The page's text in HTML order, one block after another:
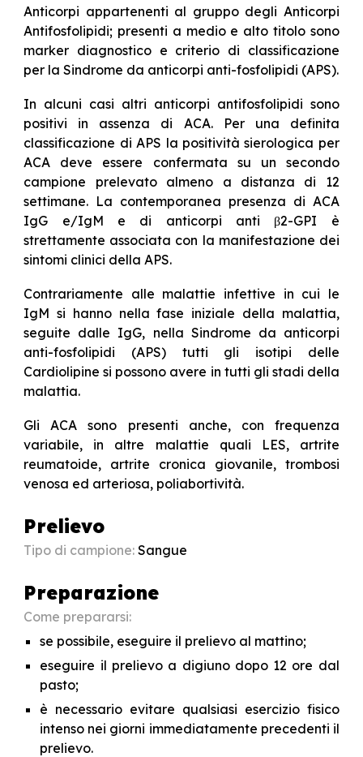
Anticorpi appartenenti al gruppo degli Anticorpi
Antifosfolipidi; presenti a medio e alto titolo sono
marker diagnostico e criterio di classificazione
per la Sindrome da anticorpi anti-fosfolipidi (APS).
In alcuni casi altri anticorpi antifosfolipidi sono
positivi in assenza di ACA. Per una definita
classificazione di APS la positività sierologica per
ACA deve essere confermata su un secondo
campione prelevato almeno a distanza di 12
settimane. La contemporanea presenza di ACA
IgG e/IgM e di anticorpi anti β2-GPI è
strettamente associata con la manifestazione dei
sintomi clinici della APS.
Contrariamente alle malattie infettive in cui le
IgM si hanno nella fase iniziale della malattia,
seguite dalle IgG, nella Sindrome da anticorpi
anti-fosfolipidi (APS) tutti gli isotipi delle
Cardiolipine si possono avere in tutti gli stadi della
malattia.
Gli ACA sono presenti anche, con frequenza
variabile, in altre malattie quali LES, artrite
reumatoide, artrite cronica giovanile, trombosi
venosa ed arteriosa, poliabortività.
Prelievo
Tipo di campione:Sangue
Preparazione
Come prepararsi:
se possibile, eseguire il prelievo al mattino;
eseguire il prelievo a digiuno dopo 12 ore dal
pasto;
è necessario evitare qualsiasi esercizio fisico
intenso nei giorni immediatamente precedenti il
prelievo.